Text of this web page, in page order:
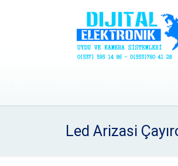
Led Arizasi